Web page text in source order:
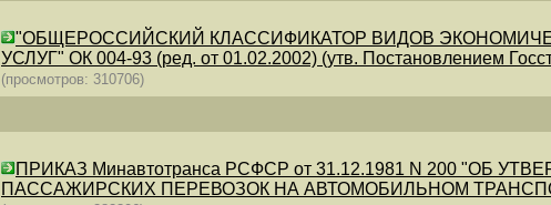
"ОБЩЕРОССИЙСКИЙ КЛАССИФИКАТОР ВИДОВ
УСЛУГ" ОК 004-93 (ред. от 01.02.2002) (утв. Постановлением
(просмотров: 310706)
ПРИКАЗ Минавтотранса РСФСР от 31.12.1981 N 200 "ОБ
ПАССАЖИРСКИХ ПЕРЕВОЗОК НА АВТОМОБИЛЬНОМ